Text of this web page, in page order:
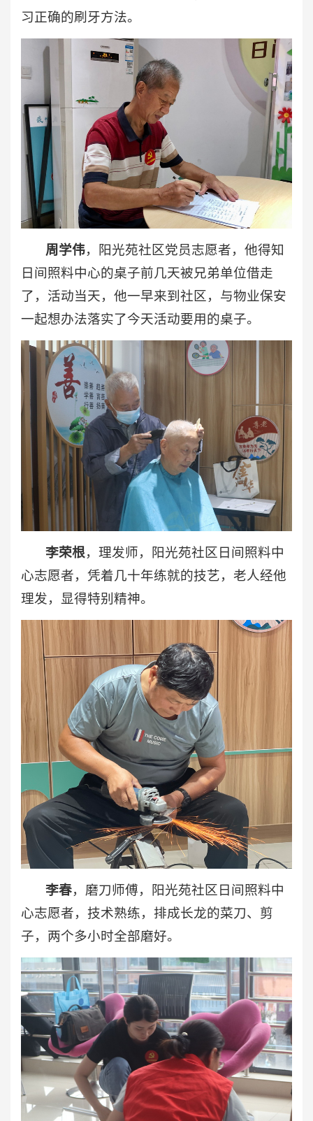
习正确的刷牙方法。
周学伟，阳光苑社区党员志愿者，他得知
日间照料中心的桌子前几天被兄弟单位借走
了，活动当天，他一早来到社区，与物业保安
一起想办法落实了今天活动要用的桌子。
李荣根，理发师，阳光苑社区日间照料中
心志愿者，凭着几十年练就的技艺，老人经他
理发，显得特别精神。
李春，磨刀师傅，阳光苑社区日间照料中
心志愿者，技术熟练，排成长龙的菜刀、剪
子，两个多小时全部磨好。